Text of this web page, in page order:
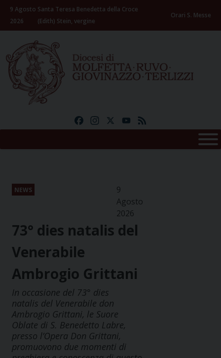
Skip
content
9 Agosto
2026
Santa Teresa Benedetta della Croce
(Edith) Stein, vergine
Orari S. Messe
FacebookInstagramYouTube
NEWS
9
Agosto
2026
73° dies natalis del
Venerabile
Ambrogio Grittani
In occasione del 73° dies
natalis del Venerabile don
Ambrogio Grittani, le Suore
Oblate di S. Benedetto Labre,
presso l’Opera Don Grittani,
promuovono due momenti di